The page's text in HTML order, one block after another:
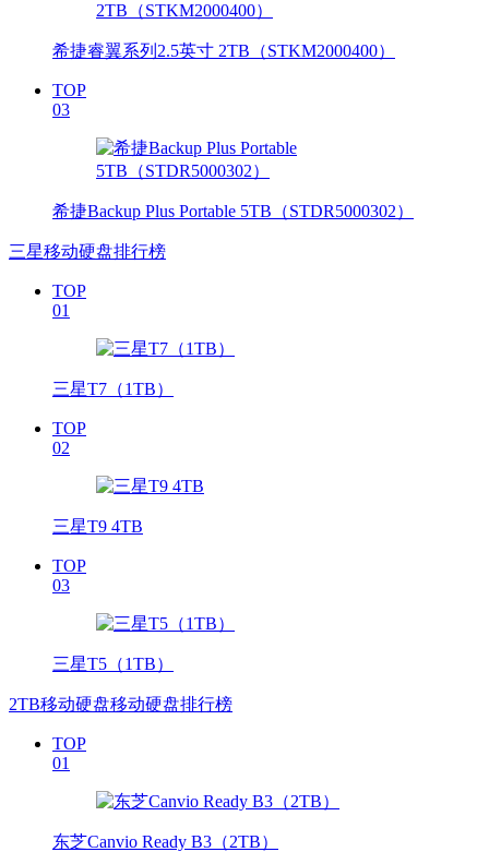
希捷睿翼系列2.5英寸 2TB（STKM2000400）
TOP
03
希捷Backup Plus Portable 5TB（STDR5000302）
三星移动硬盘排行榜
TOP
01
三星T7（1TB）
TOP
02
三星T9 4TB
TOP
03
三星T5（1TB）
2TB移动硬盘移动硬盘排行榜
TOP
01
东芝Canvio Ready B3（2TB）